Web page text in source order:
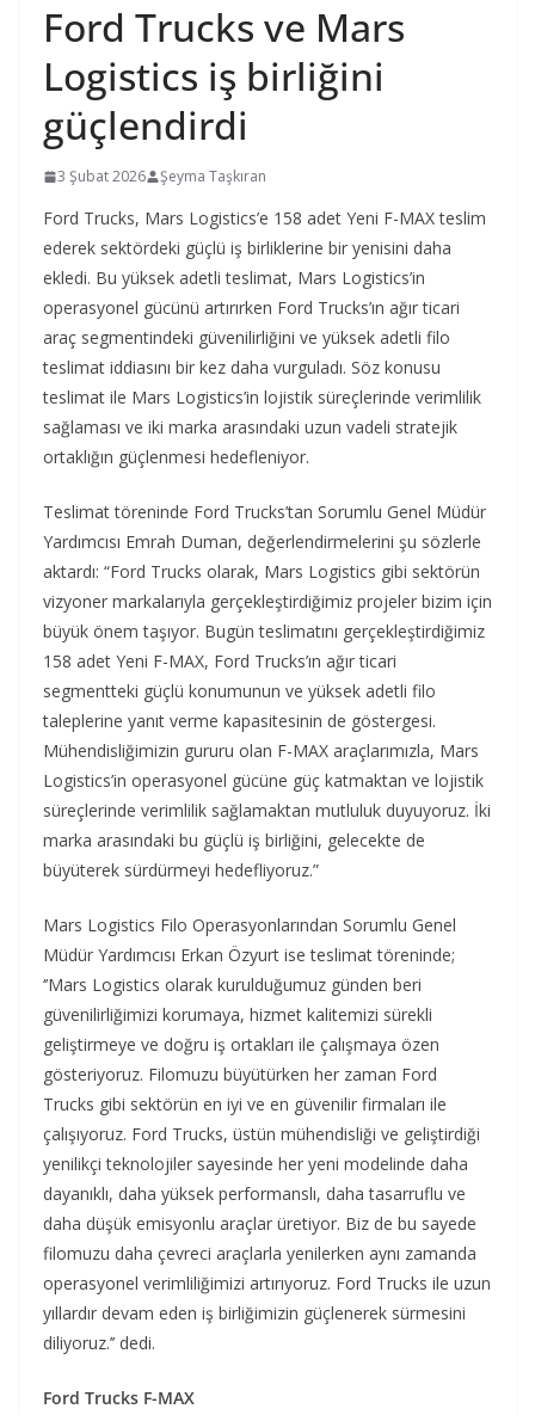
Ford Trucks ve Mars
Logistics iş birliğini
güçlendirdi
3 Şubat 2026 Şeyma Taşkıran
Ford Trucks, Mars Logistics’e 158 adet Yeni F-MAX teslim
ederek sektördeki güçlü iş birliklerine bir yenisini daha
ekledi. Bu yüksek adetli teslimat, Mars Logistics’in
operasyonel gücünü artırırken Ford Trucks’ın ağır ticari
araç segmentindeki güvenilirliğini ve yüksek adetli filo
teslimat iddiasını bir kez daha vurguladı. Söz konusu
teslimat ile Mars Logistics’in lojistik süreçlerinde verimlilik
sağlaması ve iki marka arasındaki uzun vadeli stratejik
ortaklığın güçlenmesi hedefleniyor.
Teslimat töreninde Ford Trucks’tan Sorumlu Genel Müdür
Yardımcısı Emrah Duman, değerlendirmelerini şu sözlerle
aktardı: “Ford Trucks olarak, Mars Logistics gibi sektörün
vizyoner markalarıyla gerçekleştirdiğimiz projeler bizim için
büyük önem taşıyor. Bugün teslimatını gerçekleştirdiğimiz
158 adet Yeni F-MAX, Ford Trucks’ın ağır ticari
segmentteki güçlü konumunun ve yüksek adetli filo
taleplerine yanıt verme kapasitesinin de göstergesi.
Mühendisliğimizin gururu olan F-MAX araçlarımızla, Mars
Logistics’in operasyonel gücüne güç katmaktan ve lojistik
süreçlerinde verimlilik sağlamaktan mutluluk duyuyoruz. İki
marka arasındaki bu güçlü iş birliğini, gelecekte de
büyüterek sürdürmeyi hedefliyoruz.”
Mars Logistics Filo Operasyonlarından Sorumlu Genel
Müdür Yardımcısı Erkan Özyurt ise teslimat töreninde;
‘’Mars Logistics olarak kurulduğumuz günden beri
güvenilirliğimizi korumaya, hizmet kalitemizi sürekli
geliştirmeye ve doğru iş ortakları ile çalışmaya özen
gösteriyoruz. Filomuzu büyütürken her zaman Ford
Trucks gibi sektörün en iyi ve en güvenilir firmaları ile
çalışıyoruz. Ford Trucks, üstün mühendisliği ve geliştirdiği
yenilikçi teknolojiler sayesinde her yeni modelinde daha
dayanıklı, daha yüksek performanslı, daha tasarruflu ve
daha düşük emisyonlu araçlar üretiyor. Biz de bu sayede
filomuzu daha çevreci araçlarla yenilerken aynı zamanda
operasyonel verimliliğimizi artırıyoruz. Ford Trucks ile uzun
yıllardır devam eden iş birliğimizin güçlenerek sürmesini
diliyoruz.’’ dedi.
Ford Trucks F-MAX